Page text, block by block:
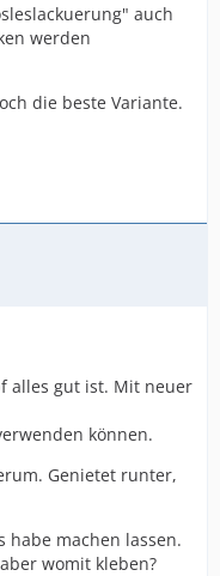
auch
werden
die beste Variante.
alles gut ist. Mit neuer
können.
Genietet runter,
habe machen lassen.
womit kleben?